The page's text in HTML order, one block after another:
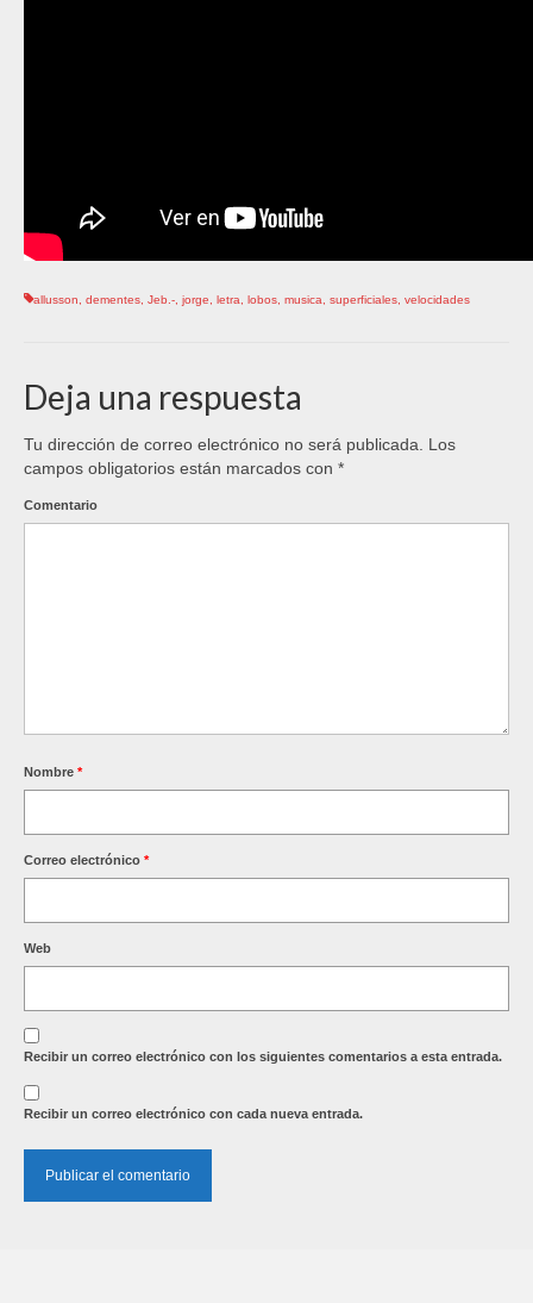
allusson dementes Jeb.- jorge letra lobos musica superficiales velocidades
Deja una respuesta
Tu dirección de correo electrónico no será publicada.
Los
campos obligatorios están marcados con *
Comentario
Nombre *
Correo electrónico *
Web
Recibir un correo electrónico con los siguientes comentarios a esta entrada.
Recibir un correo electrónico con cada nueva entrada.